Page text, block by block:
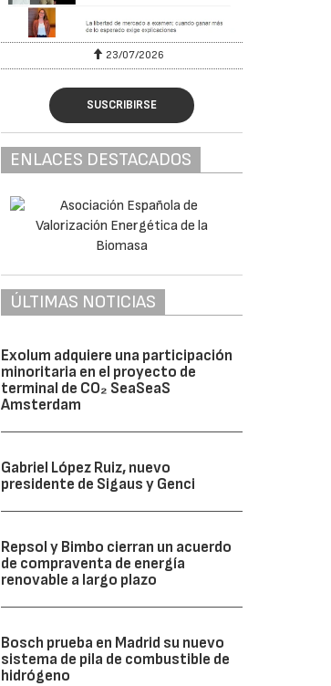
23/07/2026
SUSCRIBIRSE
ENLACES DESTACADOS
ÚLTIMAS NOTICIAS
Exolum adquiere una participación
minoritaria en el proyecto de
terminal de CO₂ SeaSeaS
Amsterdam
Gabriel López Ruiz, nuevo
presidente de Sigaus y Genci
Repsol y Bimbo cierran un acuerdo
de compraventa de energía
renovable a largo plazo
Bosch prueba en Madrid su nuevo
sistema de pila de combustible de
hidrógeno